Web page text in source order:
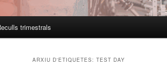
trimestrals
ARXIU D'ETIQUETES: TEST DAY